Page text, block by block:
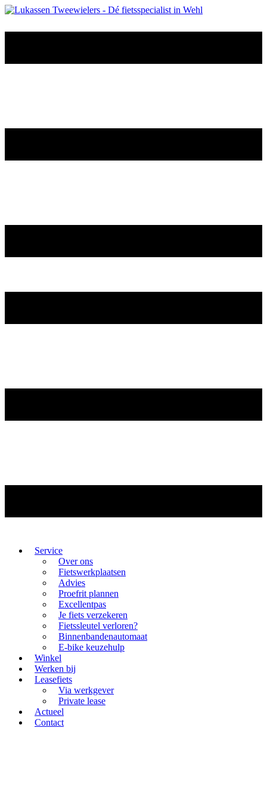
Service
Over ons
Fietswerkplaatsen
Advies
Proefrit plannen
Excellentpas
Je fiets verzekeren
Fietssleutel verloren?
Binnenbandenautomaat
E-bike keuzehulp
Winkel
Werken bij
Leasefiets
Via werkgever
Private lease
Actueel
Contact